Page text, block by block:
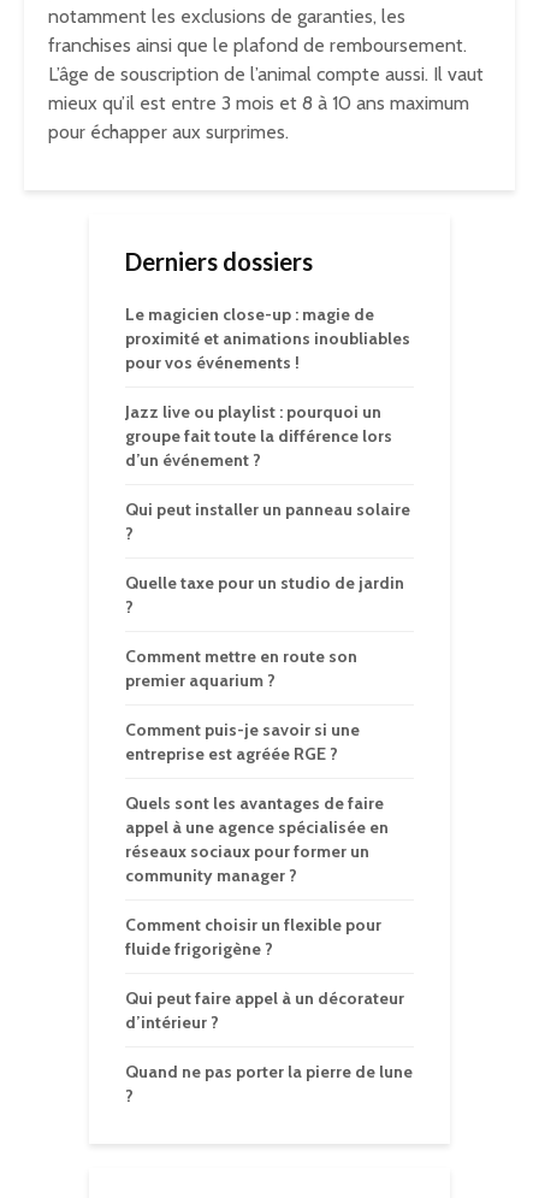
notamment les exclusions de garanties, les
franchises ainsi que le plafond de remboursement.
L’âge de souscription de l’animal compte aussi. Il vaut
mieux qu’il est entre 3 mois et 8 à 10 ans maximum
pour échapper aux surprimes.
Derniers dossiers
Le magicien close-up : magie de
proximité et animations inoubliables
pour vos événements !
Jazz live ou playlist : pourquoi un
groupe fait toute la différence lors
d’un événement ?
Qui peut installer un panneau solaire
?
Quelle taxe pour un studio de jardin
?
Comment mettre en route son
premier aquarium ?
Comment puis-je savoir si une
entreprise est agréée RGE ?
Quels sont les avantages de faire
appel à une agence spécialisée en
réseaux sociaux pour former un
community manager ?
Comment choisir un flexible pour
fluide frigorigène ?
Qui peut faire appel à un décorateur
d’intérieur ?
Quand ne pas porter la pierre de lune
?